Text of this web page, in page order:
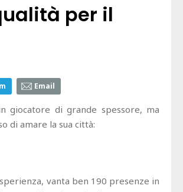
per il
Email
giocatore di grande spessore, ma
di amare la sua città:
vanta ben 190 presenze in